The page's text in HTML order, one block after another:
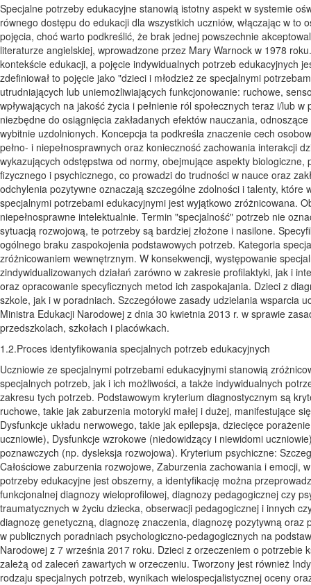
Specjalne potrzeby edukacyjne stanowią istotny aspekt w systemie
równego dostępu do edukacji dla wszystkich uczniów, włączając w
pojęcia, choć warto podkreślić, że brak jednej powszechnie
literaturze angielskiej, wprowadzone przez Mary Warnock w 1978
kontekście edukacji, a pojęcie indywidualnych potrzeb edukacyjnych
zdefiniował to pojęcie jako "dzieci i młodzież ze specjalnymi
utrudniających lub uniemożliwiających funkcjonowanie: ruchowe,
wpływających na jakość życia i pełnienie ról społecznych teraz i/lub
niezbędne do osiągnięcia zakładanych efektów nauczania,
wybitnie uzdolnionych. Koncepcja ta podkreśla znaczenie cech
pełno- i niepełnosprawnych oraz konieczność zachowania interakcji
wykazujących odstępstwa od normy, obejmujące aspekty
fizycznego i psychicznego, co prowadzi do trudności w nauce oraz
odchylenia pozytywne oznaczają szczególne zdolności i talenty,
specjalnymi potrzebami edukacyjnymi jest wyjątkowo zróżnicowana.
niepełnosprawne intelektualnie. Termin "specjalność" potrzeb nie
sytuacją rozwojową, te potrzeby są bardziej złożone i nasilone.
ogólnego braku zaspokojenia podstawowych potrzeb. Kategoria
zróżnicowaniem wewnętrznym. W konsekwencji, występowanie
zindywidualizowanych działań zarówno w zakresie profilaktyki, jak i
oraz opracowanie specyficznych metod ich zaspokajania. Dzieci z
szkole, jak i w poradniach. Szczegółowe zasady udzielania wsparcia
Ministra Edukacji Narodowej z dnia 30 kwietnia 2013 r. w sprawie
przedszkolach, szkołach i placówkach.
1.2.Proces identyfikowania specjalnych potrzeb edukacyjnych
Uczniowie ze specjalnymi potrzebami edukacyjnymi stanowią
specjalnych potrzeb, jak i ich możliwości, a także indywidualnych
zakresu tych potrzeb. Podstawowym kryterium diagnostycznym są
ruchowe, takie jak zaburzenia motoryki małej i dużej, manifestujące
Dysfunkcje układu nerwowego, takie jak epilepsja, dziecięce
uczniowie), Dysfunkcje wzrokowe (niedowidzący i niewidomi
poznawczych (np. dysleksja rozwojowa). Kryterium psychiczne:
Całościowe zaburzenia rozwojowe, Zaburzenia zachowania i emocji,
potrzeby edukacyjne jest obszerny, a identyfikację można
funkcjonalnej diagnozy wieloprofilowej, diagnozy pedagogicznej czy
traumatycznych w życiu dziecka, obserwacji pedagogicznej i innych
diagnozę genetyczną, diagnozę znaczenia, diagnozę pozytywną
w publicznych poradniach psychologiczno-pedagogicznych na
Narodowej z 7 września 2017 roku. Dzieci z orzeczeniem o
zależą od zaleceń zawartych w orzeczeniu. Tworzony jest również
rodzaju specjalnych potrzeb, wynikach wielospecjalistycznej oceny